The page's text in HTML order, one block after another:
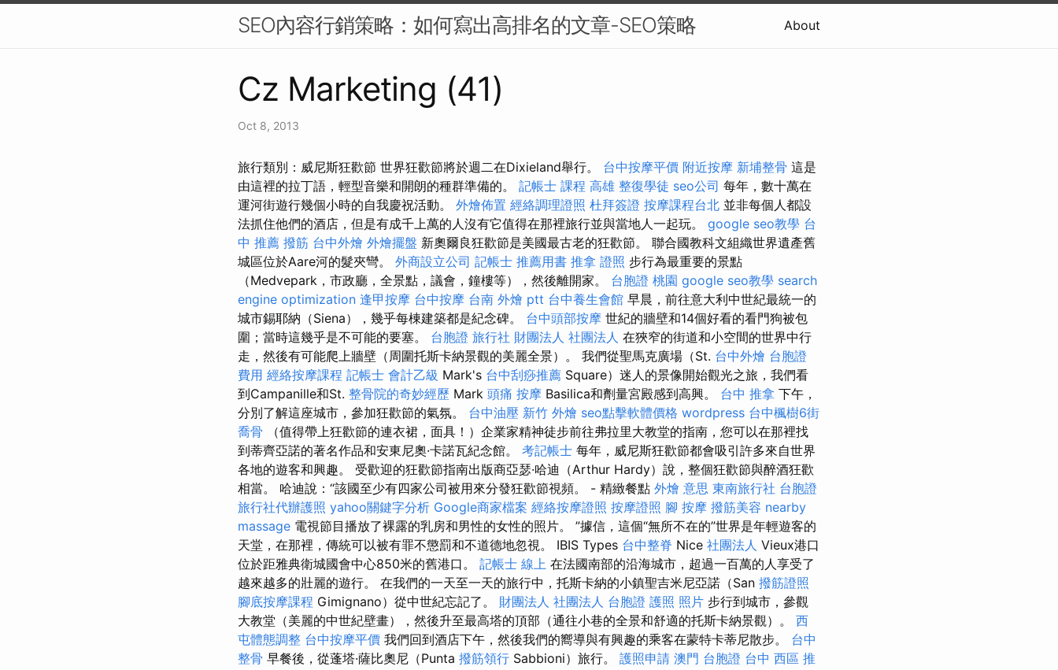
SEO內容行銷策略：如何寫出高排名的文章-SEO策略 About
Cz Marketing (41)
Oct 8, 2013
旅行類別：威尼斯狂歡節 世界狂歡節將於週二在Dixieland舉行。 台中按摩平價 附近按摩 新埔整骨 這是
由這裡的拉丁語，輕型音樂和開朗的種群準備的。 記帳士 課程 高雄 整復學徒 seo公司 每年，數十萬在
運河街遊行幾個小時的自我慶祝活動。 外燴佈置 經絡調理證照 杜拜簽證 按摩課程台北 並非每個人都設
法抓住他們的酒店，但是有成千上萬的人沒有它值得在那裡旅行並與當地人一起玩。 google seo教學 台
中 推薦 撥筋 台中外燴 外燴擺盤 新奧爾良狂歡節是美國最古老的狂歡節。 聯合國教科文組織世界遺產舊
城區位於Aare河的髮夾彎。 外商設立公司 記帳士 推薦用書 推拿 證照 步行為最重要的景點
（Medvepark，市政廳，全景點，議會，鐘樓等），然後離開家。 台胞證 桃園 google seo教學 search
engine optimization 逢甲按摩 台中按摩 台南 外燴 ptt 台中養生會館 早晨，前往意大利中世紀最統一的
城市錫耶納（Siena），幾乎每棟建築都是紀念碑。 台中頭部按摩 世紀的牆壁和14個好看的看門狗被包
圍；當時這幾乎是不可能的要塞。 台胞證 旅行社 財團法人 社團法人 在狹窄的街道和小空間的世界中行
走，然後有可能爬上牆壁（周圍托斯卡納景觀的美麗全景）。 我們從聖馬克廣場（St. 台中外燴 台胞證
費用 經絡按摩課程 記帳士 會計乙級 Mark's 台中刮痧推薦 Square）迷人的景像開始觀光之旅，我們看
到Campanille和St. 整骨院的奇妙經歷 Mark 頭痛 按摩 Ba​​​​silica和劑量宮殿感到高興。 台中 推拿 下午，
分別了解這座城市，參加狂歡節的氣氛。 台中油壓 新竹 外燴 seo點擊軟體價格 wordpress 台中楓樹6街
喬骨 （值得帶上狂歡節的連衣裙，面具！）企業家精神徒步前往弗拉里大教堂的指南，您可以在那裡找
到蒂齊亞諾的著名作品和安東尼奧·卡諾瓦紀念館。 考記帳士 每年，威尼斯狂歡節都會吸引許多來自世界
各地的遊客和興趣。 受歡迎的狂歡節指南出版商亞瑟·哈迪（Arthur Hardy）說，整個狂歡節與醉酒狂歡
相當。 哈迪說：“該國至少有四家公司被用來分發狂歡節視頻。 - 精緻餐點 外燴 意思 東南旅行社 台胞證
旅行社代辦護照 yahoo關鍵字分析 Google商家檔案 經絡按摩證照 按摩證照 腳 按摩 撥筋美容 nearby
massage 電視節目播放了裸露的乳房和男性的女性的照片。 ”據信，這個“無所不在的”世界是年輕遊客的
天堂，在那裡，傳統可以被有罪不懲罰和不道德地忽視。 IBIS Types 台中整脊 Nice 社團法人 Vieux港口
位於距雅典衛城國會中心850米的舊港口。 記帳士 線上 在法國南部的沿海城市，超過一百萬的人享受了
越來越多的壯麗的遊行。 在我們的一天至一天的旅行中，托斯卡納的小鎮聖吉米尼亞諾（San 撥筋證照
腳底按摩課程 Gimignano）從中世紀忘記了。 財團法人 社團法人 台胞證 護照 照片 步行到城市，參觀
大教堂（美麗的中世紀壁畫），然後升至最高塔的頂部（通往小巷的全景和舒適的托斯卡納景觀）。 西
屯體態調整 台中按摩平價 我們回到酒店下午，然後我們的嚮導與有興趣的乘客在蒙特卡蒂尼散步。 台中
整骨 早餐後，從蓬塔·薩比奧尼（Punta 撥筋領行 Sabbioni）旅行。 護照申請 澳門 台胞證 台中 西區 推